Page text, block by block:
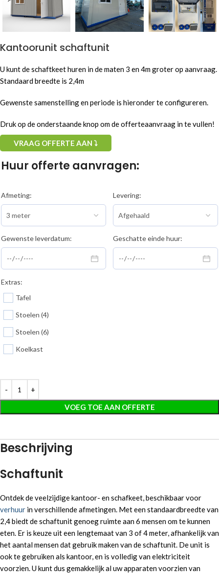
Kantoorunit schaftunit
U kunt de schaftkeet huren in de maten 3 en 4m groter op aanvraag.
Standaard breedte is 2,4m
Gewenste samenstelling en periode is hieronder te configureren.
Druk op de onderstaande knop om de offerteaanvraag in te vullen!
VRAAG OFFERTE AAN ⤵
Huur offerte aanvragen:
Afmeting: Levering:
Gewenste leverdatum: Geschatte einde huur:
Extras:
Tafel
Stoelen (4)
Stoelen (6)
Koelkast
VOEG TOE AAN OFFERTE
Beschrijving
Schaftunit
Ontdek de veelzijdige kantoor- en schafkeet, beschikbaar voor
verhuur in verschillende afmetingen. Met een standaardbreedte van
2,4 biedt de schaftunit genoeg ruimte aan 6 mensen om te kunnen
eten. Er is keuze uit een lengtemaat van 3 of 4 meter, afhankelijk van
het aantal mensen dat gebruik maken van de schaftunit. De unit is
ook te gebruiken als kantoor, en is volledig van elektriciteit
voorzien. U kunt dus gemakkelijk al uw apparaten voorzien van